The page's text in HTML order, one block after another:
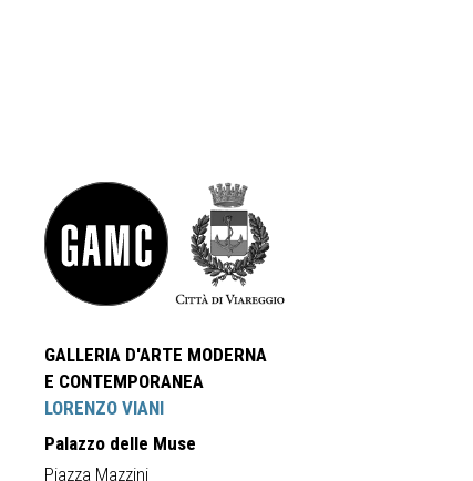
GALLERIA D'ARTE MODERNA
E CONTEMPORANEA
LORENZO VIANI
Palazzo delle Muse
Piazza Mazzini